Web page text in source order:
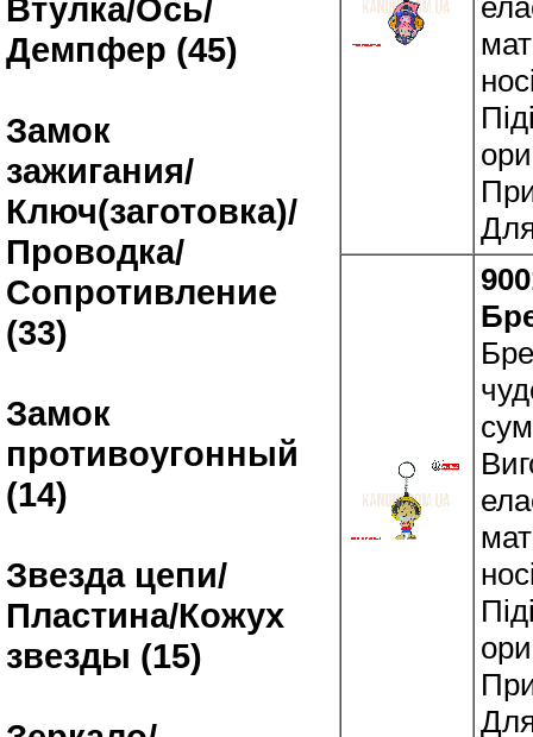
Втулка/Ось/
Демпфер (45)
Замок
зажигания/
Ключ(заготовка)/
Проводка/
Сопротивление
(33)
Замок
противоугонный
(14)
Звезда цепи/
Пластина/Кожух
звезды (15)